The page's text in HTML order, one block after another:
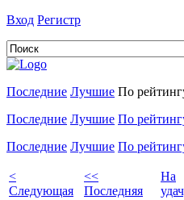
Вход Регистр
Последние Лучшие По
Последние Лучшие По
Последние Лучшие По
<
Следующая
<<
Последняя
На